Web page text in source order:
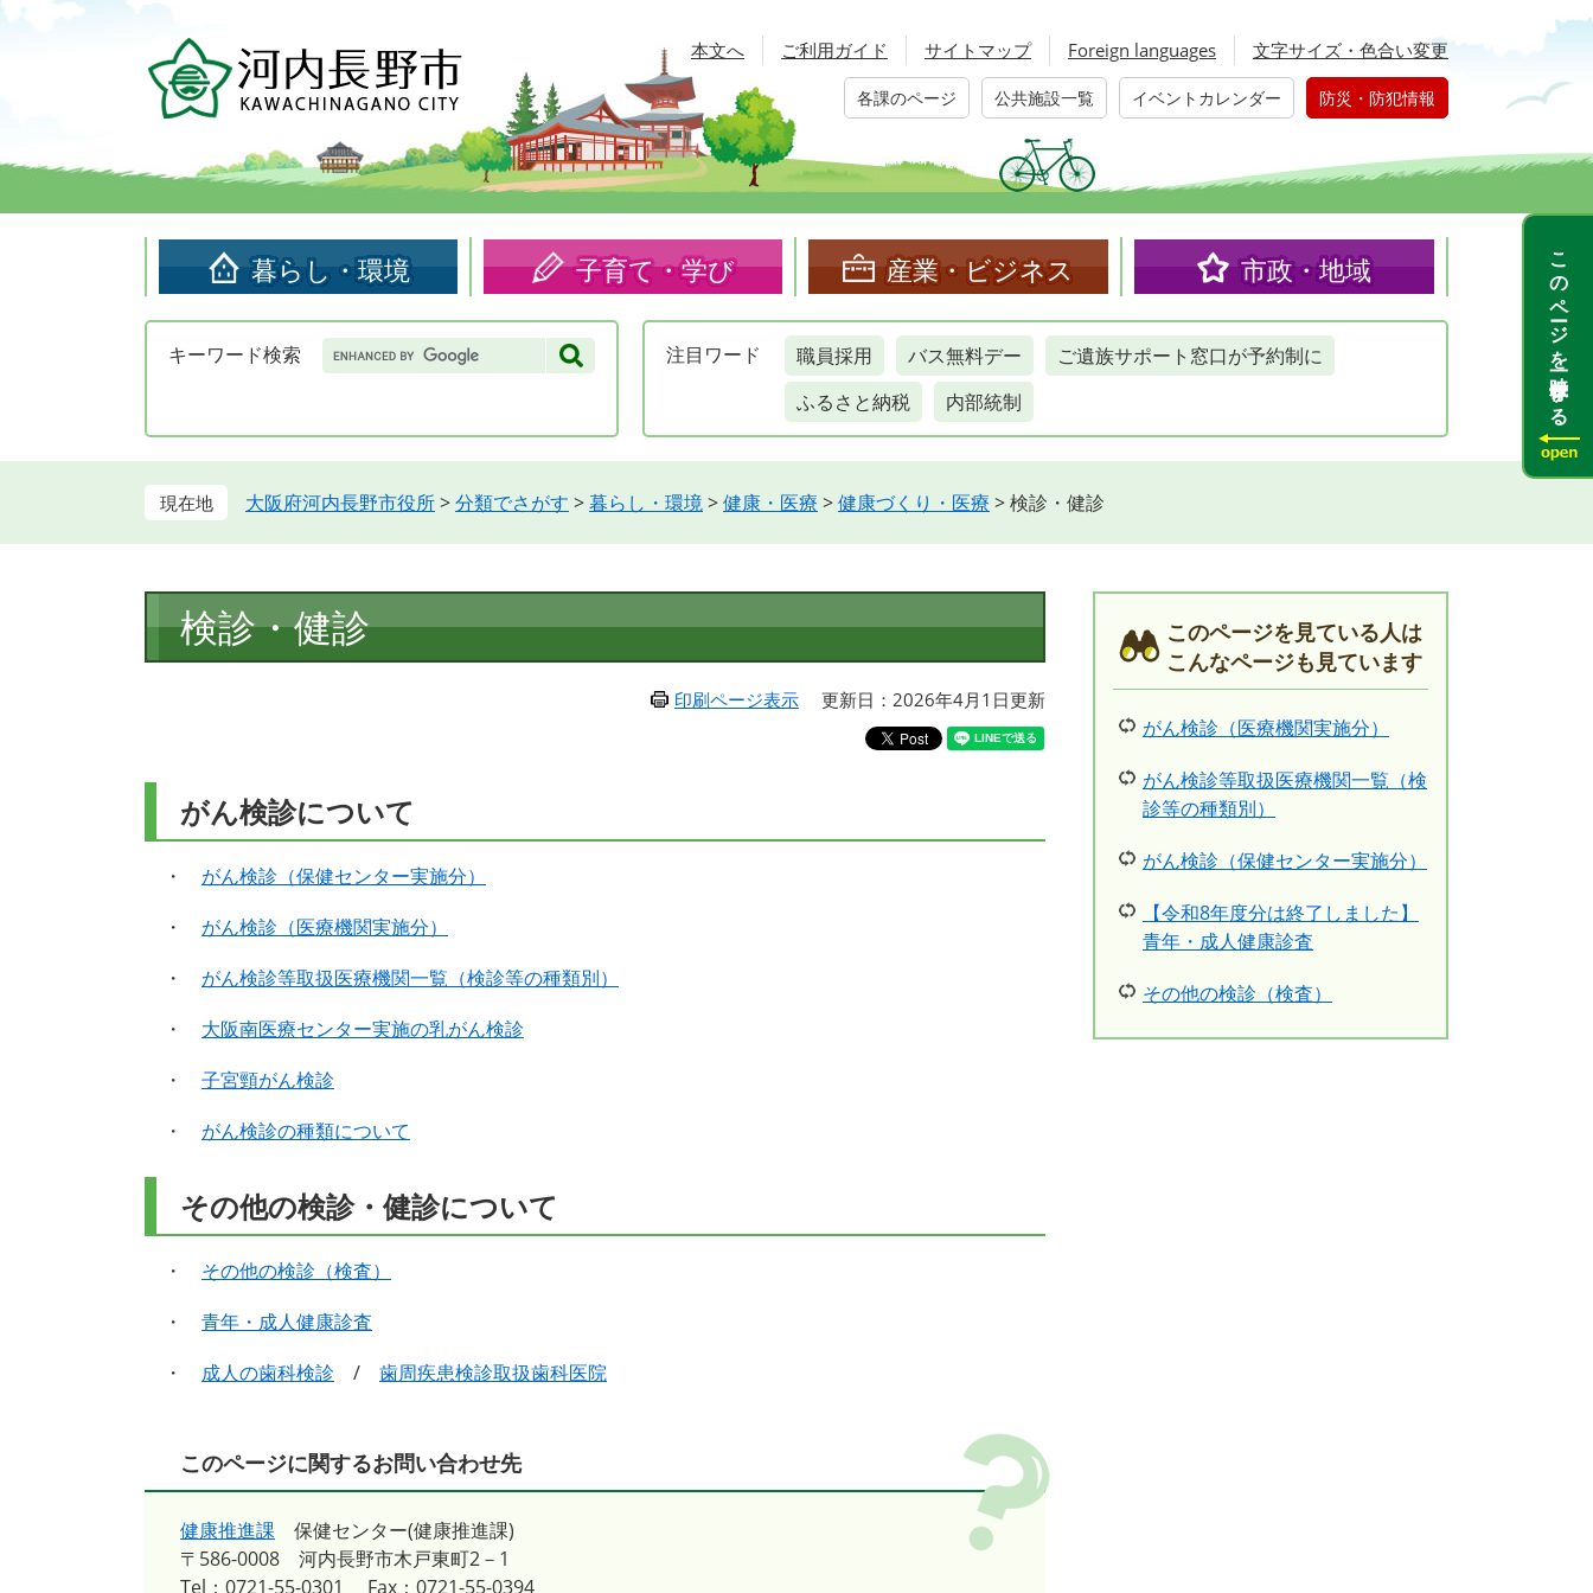
頭
す。
飛
し
本文へ ご利用ガイド サイトマップ Foreign languages 文字サイズ・色合い変更
各課のページ 公共施設一覧 イベントカレンダー 防災・防犯情報
暮らし・環境 子育て・学び 産業・ビジネス 市政・地域
キーワード検索 Google
カ
検
注目 ワード 職員採用 バス無料デー
ご遺族サポート窓口が予約制に
ふるさと納税
内部統制
大阪府河内長野市役所>分類でさがす >暮らし・環境>健康・医療 >健康づくり・医療 >検診・健診
文
検診・健診
印刷ページ表示 更新日：2026年4月1日更新
がん検診について
・ がん検診（保健センター実施分）
・ がん検診（医療機関実施分）
・ がん検診等取扱医療機関一覧（検診等の種類別）
・ 大阪南医療センター実施の乳がん検診
・ 子宮頸がん検診
・ がん検診の種類について
その他の検診・健診について
・ その他の検診（検査）
・ 青年・成人健康診査
・ 成人の歯科検診 / 歯周疾患検診取扱歯科医院
このページに関するお問い合わせ先
健康推進課
保健センター(健康推進課)
〒586-0008
河内長野市木戸東町2－1
Tel：0721-55-0301
Fax：0721-55-0394
このページを見ている人は
こんなページも見ています
がん検診（医療機関実施分）
がん検診等取扱医療機関一覧（検
診等の種類別）
がん検診（保健センター実施分）
【令和8年度分は終了しました】
青年・成人健康診査
その他の検診（検査）
このページを一時保存する